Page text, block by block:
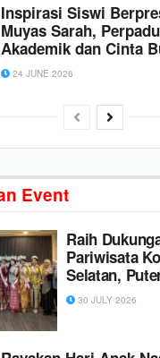
Inspirasi Siswi
Muyas Sarah,
Akademik dan Cinta
Kebaya DKI 2026
24 JUNE 2026
Event
Raih
Pariwisata
Selatan,
Puteri
Siap Melaju
30 JULY 2026